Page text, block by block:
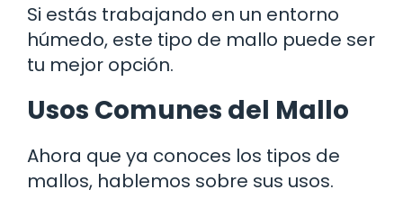
Si estás trabajando en un entorno
húmedo, este tipo de mallo puede ser
tu mejor opción.
Usos Comunes del Mallo
Ahora que ya conoces los tipos de
mallos, hablemos sobre sus usos.